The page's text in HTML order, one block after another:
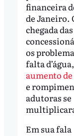
financeira
de Janeiro.
chegada das
os
falta d’água,
aumento
e
adutoras se
Em sua fala